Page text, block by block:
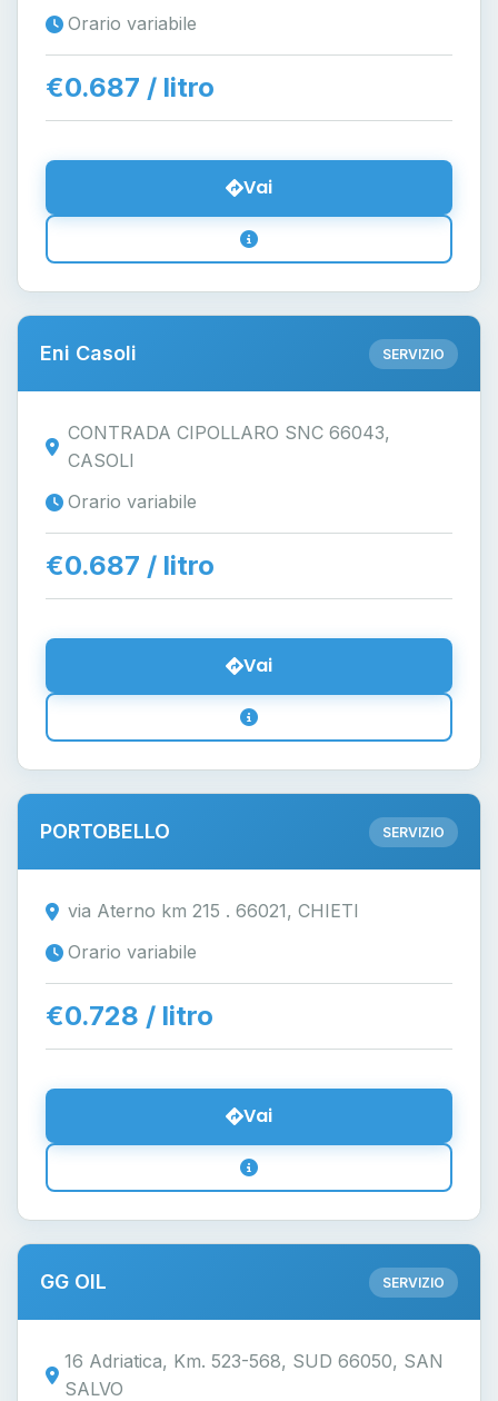
Orario variabile
€0.687 / litro
Vai
Eni Casoli SERVIZIO
CONTRADA CIPOLLARO SNC 66043,
CASOLI
Orario variabile
€0.687 / litro
Vai
PORTOBELLO SERVIZIO
via Aterno km 215 . 66021, CHIETI
Orario variabile
€0.728 / litro
Vai
GG OIL SERVIZIO
16 Adriatica, Km. 523-568, SUD 66050, SAN
SALVO